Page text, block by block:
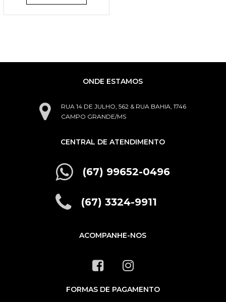
ONDE ESTAMOS
RUA 14 DE JULHO, 562 & RUA BAHIA, 1746
CAMPO GRANDE/MS
CENTRAL DE ATENDIMENTO
(67) 99652-0496
(67) 3324-9911
ACOMPANHE-NOS
FORMAS DE PAGAMENTO